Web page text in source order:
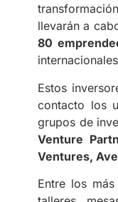
llevarán a
80
Estos
contacto los
grupos de
Venture
Ventures,
Entre los